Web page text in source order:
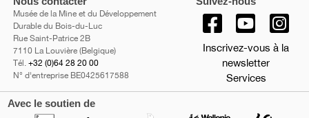
Musée de la Mine et du Développement
Durable du Bois-du-Luc
Rue Saint-Patrice 2B
7110 La Louvière (Belgique)
Tél. +32 (0)64 28 20 00
N° d'entreprise BE0425617588
Inscrivez-vous à la
newsletter
Services
Avec le soutien de